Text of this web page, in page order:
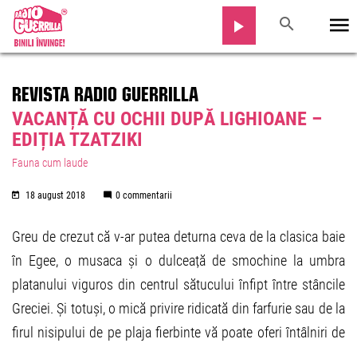
REVISTA RADIO GUERRILLA
VACANȚĂ CU OCHII DUPĂ LIGHIOANE –
EDIȚIA TZATZIKI
Fauna cum laude
18 august 2018 0 commentarii
Greu de crezut că v-ar putea deturna ceva de la clasica baie
în Egee, o musaca și o dulceață de smochine la umbra
platanului viguros din centrul sătucului înfipt între stâncile
Greciei. Și totuși, o mică privire ridicată din farfurie sau de la
firul nisipului de pe plaja fierbinte vă poate oferi întâlniri de